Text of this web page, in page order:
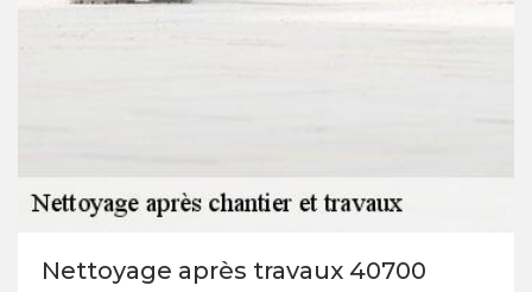
Nettoyage après travaux 40700